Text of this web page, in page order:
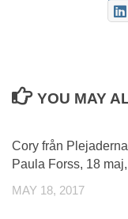
YOU MAY
Cory från
Paula Forss, 18
MAY 18, 2017